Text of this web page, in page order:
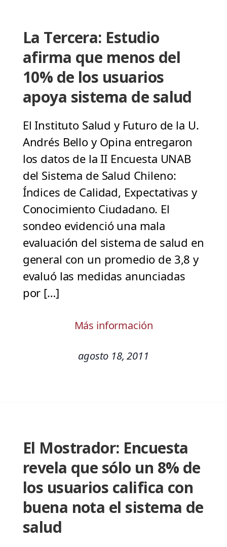
La Tercera: Estudio
afirma que menos del
10% de los usuarios
apoya sistema de salud
El Instituto Salud y Futuro de la U.
Andrés Bello y Opina entregaron
los datos de la II Encuesta UNAB
del Sistema de Salud Chileno:
Índices de Calidad, Expectativas y
Conocimiento Ciudadano. El
sondeo evidenció una mala
evaluación del sistema de salud en
general con un promedio de 3,8 y
evaluó las medidas anunciadas
por […]
Más información
agosto 18, 2011
El Mostrador: Encuesta
revela que sólo un 8% de
los usuarios califica con
buena nota el sistema de
salud